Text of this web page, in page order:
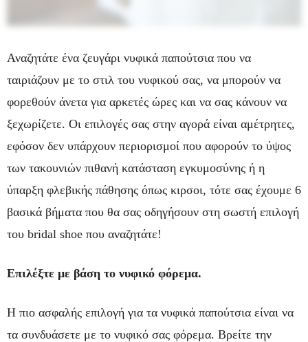
Αναζητάτε ένα ζευγάρι νυφικά παπούτσια που να
ταιριάζουν με το στιλ του νυφικού σας, να μπορούν να
φορεθούν άνετα για αρκετές ώρες και να σας κάνουν να
ξεχωρίζετε. Οι επιλογές σας στην αγορά είναι αμέτρητες,
εφόσον δεν υπάρχουν περιορισμοί που αφορούν το ύψος
των τακουνιών πιθανή κατάσταση εγκυμοσύνης ή η
ύπαρξη φλεβικής πάθησης όπως κιρσοι, τότε σας έχουμε 6
βασικά βήματα που θα σας οδηγήσουν στη σωστή επιλογή
του bridal shoe που αναζητάτε!
Επιλέξτε με βάση το νυφικό φόρεμα.
Η πιο ασφαλής επιλογή για τα νυφικά παπούτσια είναι να
τα συνδυάσετε με το νυφικό σας φόρεμα. Βρείτε την